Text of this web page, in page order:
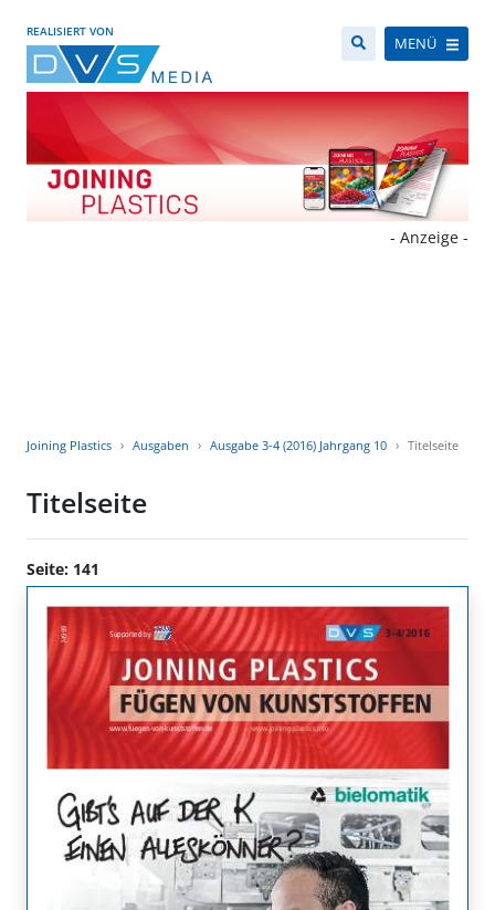
REALISIERT VON
MENÜ
- Anzeige -
Joining Plastics Ausgaben Ausgabe 3-4 (2016) Jahrgang 10 Titelseite
Titelseite
Seite: 141